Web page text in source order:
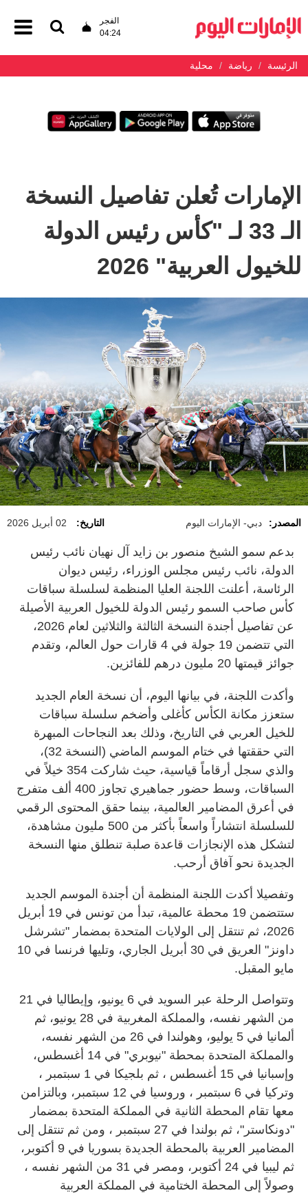
الفجر
04:24
الرئيسة رياضة محلية
الإمارات تُعلن تفاصيل النسخة
الـ 33 لـ "كأس رئيس الدولة
للخيول العربية" 2026
المصدر: دبي- الإمارات اليوم التاريخ: 02 أبريل 2026
بدعم سمو الشيخ منصور بن زايد آل نهيان نائب رئيس
الدولة، نائب رئيس مجلس الوزراء، رئيس ديوان
الرئاسة، أعلنت اللجنة العليا المنظمة لسلسلة سباقات
كأس صاحب السمو رئيس الدولة للخيول العربية الأصيلة
عن تفاصيل أجندة النسخة الثالثة والثلاثين لعام 2026،
التي تتضمن 19 جولة في 4 قارات حول العالم، وتقدم
جوائز قيمتها 20 مليون درهم للفائزين.
وأكدت اللجنة، في بيانها اليوم، أن نسخة العام الجديد
ستعزز مكانة الكأس كأغلى وأضخم سلسلة سباقات
للخيل العربي في التاريخ، وذلك بعد النجاحات المبهرة
التي حققتها في ختام الموسم الماضي (النسخة 32)،
والذي سجل أرقاماً قياسية، حيث شاركت 354 خيلاً في
السباقات، وسط حضور جماهيري تجاوز 400 ألف متفرج
في أعرق المضامير العالمية، بينما حقق المحتوى الرقمي
للسلسلة انتشاراً واسعاً بأكثر من 500 مليون مشاهدة،
لتشكل هذه الإنجازات قاعدة صلبة تنطلق منها النسخة
الجديدة نحو آفاق أرحب.
وتفصيلا أكدت اللجنة المنظمة أن أجندة الموسم الجديد
ستتضمن 19 محطة عالمية، تبدأ من تونس في 19 أبريل
2026، ثم تنتقل إلى الولايات المتحدة بمضمار "تشرشل
داونز" العريق في 30 أبريل الجاري، وتليها فرنسا في 10
مايو المقبل.
وتتواصل الرحلة عبر السويد في 6 يونيو، وإيطاليا في 21
من الشهر نفسه، والمملكة المغربية في 28 يونيو، ثم
ألمانيا في 5 يوليو، وهولندا في 26 من الشهر نفسه،
والمملكة المتحدة بمحطة "نيوبري" في 14 أغسطس،
وإسبانيا في 15 أغسطس ، ثم بلجيكا في 1 سبتمبر ،
وتركيا في 6 سبتمبر ، وروسيا في 12 سبتمبر، وبالتزامن
معها تقام المحطة الثانية في المملكة المتحدة بمضمار
"دونكاستر"، ثم بولندا في 27 سبتمبر ، ومن ثم تنتقل إلى
المضامير العربية بالمحطة الجديدة بسوريا في 9 أكتوبر،
ثم ليبيا في 24 أكتوبر، ومصر في 31 من الشهر نفسه ،
وصولاً إلى المحطة الختامية في المملكة العربية